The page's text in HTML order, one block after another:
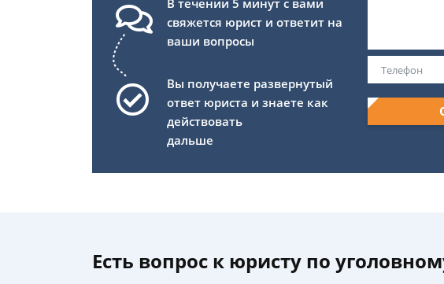
В течении 5 минут с вами
свяжется юрист и ответит на
ваши вопросы
Вы получаете развернутый
ответ юриста и знаете как
действовать
дальше
Есть вопрос к юристу по